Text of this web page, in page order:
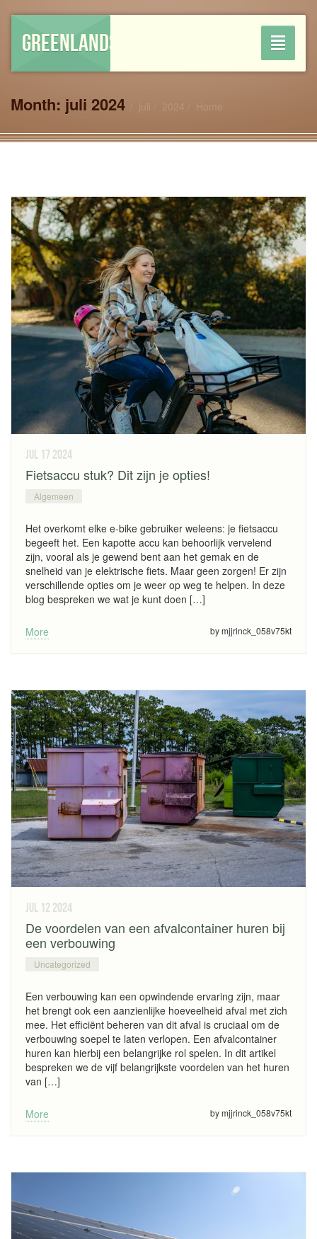
GREENLANDSHOP
Toggle
Month: juli 2024 Home
2024
juli
jul 17 2024
Fietsaccu stuk? Dit zijn je opties!
Algemeen
Het overkomt elke e-bike gebruiker weleens: je fietsaccu
begeeft het. Een kapotte accu kan behoorlijk vervelend
zijn, vooral als je gewend bent aan het gemak en de
snelheid van je elektrische fiets. Maar geen zorgen! Er zijn
verschillende opties om je weer op weg te helpen. In deze
blog bespreken we wat je kunt doen […]
More by mjjrinck_058v75kt
jul 12 2024
De voordelen van een afvalcontainer huren bij
een verbouwing
Uncategorized
Een verbouwing kan een opwindende ervaring zijn, maar
het brengt ook een aanzienlijke hoeveelheid afval met zich
mee. Het efficiënt beheren van dit afval is cruciaal om de
verbouwing soepel te laten verlopen. Een afvalcontainer
huren kan hierbij een belangrijke rol spelen. In dit artikel
bespreken we de vijf belangrijkste voordelen van het huren
van […]
More by mjjrinck_058v75kt